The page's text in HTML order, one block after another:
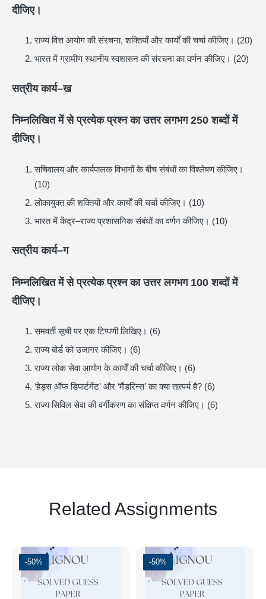
दीजिए।
राज्य वित्त आयोग की संरचना, शक्तियाँ और कार्यों की चर्चा कीजिए। (20)
भारत में ग्रामीण स्थानीय स्वशासन की संरचना का वर्णन कीजिए। (20)
सत्रीय कार्य–ख
निम्नलिखित में से प्रत्येक प्रश्न का उत्तर लगभग250शब्दों में
दीजिए।
सचिवालय और कार्यपालक विभागों के बीच संबंधों का विश्लेषण कीजिए।
(10)
लोकायुक्त की शक्तियों और कार्यों की चर्चा कीजिए। (10)
भारत में केंद्र–राज्य प्रशासनिक संबंधों का वर्णन कीजिए। (10)
सत्रीय कार्य–ग
निम्नलिखित में से प्रत्येक प्रश्न का उत्तर लगभग 100शब्दों में
दीजिए।
समवर्ती सूची पर एक टिप्पणी लिखिए। (6)
राज्य बोर्ड को उजागर कीजिए। (6)
राज्य लोक सेवा आयोग के कार्यों की चर्चा कीजिए। (6)
‘हेड्स ऑफ डिपार्टमेंट’ और ‘मैंडरिन्स’ का क्या तात्पर्य है? (6)
राज्य सिविल सेवा की वर्गीकरण का संक्षिप्त वर्णन कीजिए। (6)
Related Assignments
-50% -50%